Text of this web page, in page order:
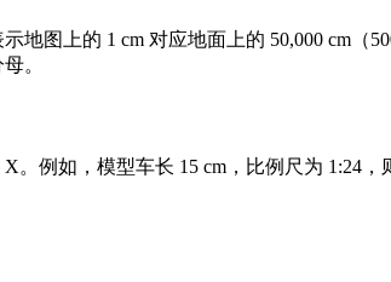
地图上的 1 cm 对应地面上的 50,000 cm（
。
例如，模型车长 15 cm，比例尺为 1:24，